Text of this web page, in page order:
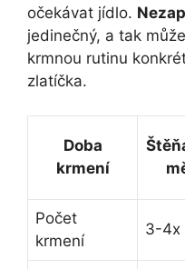
očekávat jídlo.
jedinečný, a tak
krmnou rutinu
zlatíčka.
Doba
krmení
Počet
krmení
3-4x